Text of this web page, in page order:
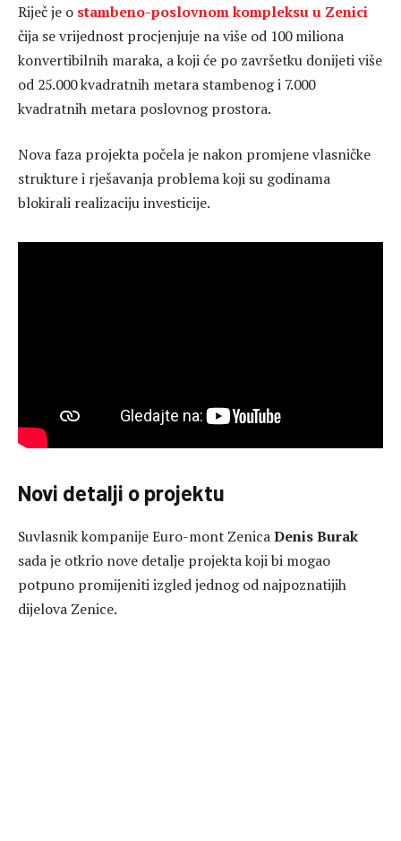
Riječ je o stambeno-poslovnom kompleksu u Zenici
čija se vrijednost procjenjuje na više od 100 miliona
konvertibilnih maraka, a koji će po završetku donijeti više
od 25.000 kvadratnih metara stambenog i 7.000
kvadratnih metara poslovnog prostora.
Nova faza projekta počela je nakon promjene vlasničke
strukture i rješavanja problema koji su godinama
blokirali realizaciju investicije.
Novi detalji o projektu
Suvlasnik kompanije Euro-mont ZenicaDenis Burak
sada je otkrio nove detalje projekta koji bi mogao
potpuno promijeniti izgled jednog od najpoznatijih
dijelova Zenice.